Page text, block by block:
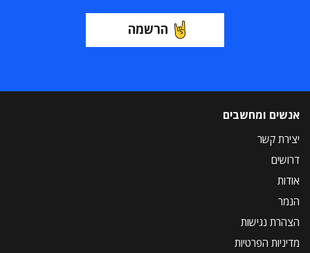
הרשמה
אנשים ומחשבים
יצירת קשר
דרושים
אודות
הנמר
הצהרת נגישות
מדיניות הפרטיות